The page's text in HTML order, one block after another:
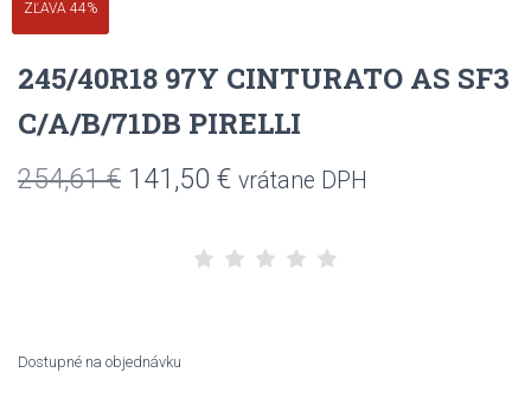
ZĽAVA 44%
245/40R18 97Y CINTURATO AS SF3
C/A/B/71DB PIRELLI
254,61€ Pôvodná
141,50 €Aktuálna
je:
vrátane DPH
Dostupné na objednávku